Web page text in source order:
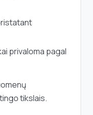
privaloma pagal
tikslais.